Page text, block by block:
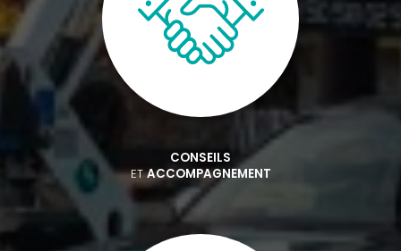
CONSEILS
ETACCOMPAGNEMENT